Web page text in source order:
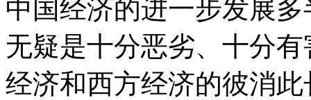
中国经济的进一步发展
无疑是十分恶劣、十分
经济和西方经济的彼消